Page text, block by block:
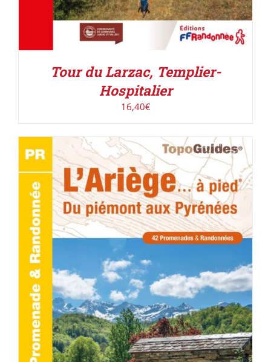
Tour du Larzac, Templier-
Hospitalier
16,40€
AJOUTER AU PANIER / DÉTAILS